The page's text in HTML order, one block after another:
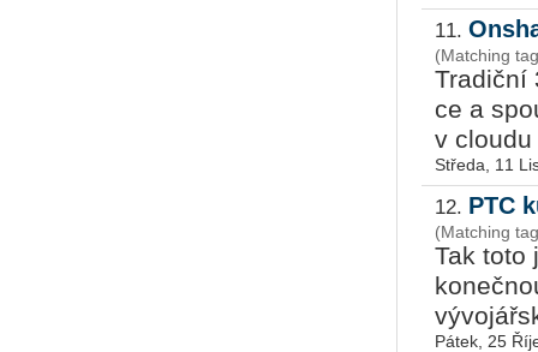
11.
(Matching
Tra­dič­ní
ce a
v
Středa, 11
12. PTC
(Matching
Tak toto
Pátek, 25